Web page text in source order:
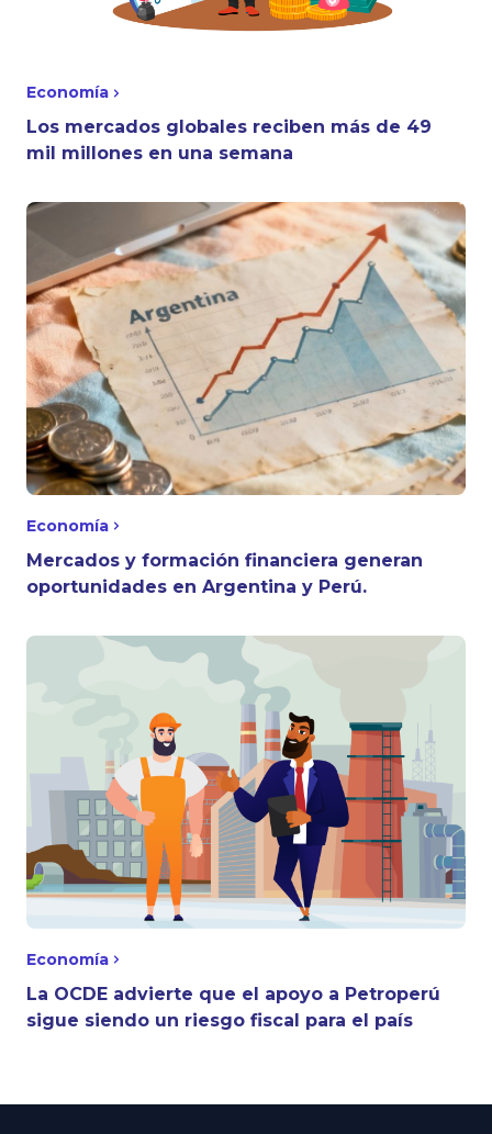
Economía
Los mercados globales reciben más de 49
mil millones en una semana
Economía
Mercados y formación financiera generan
oportunidades en Argentina y Perú.
Economía
La OCDE advierte que el apoyo a Petroperú
sigue siendo un riesgo fiscal para el país